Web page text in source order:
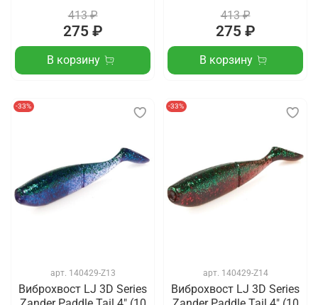
413 ₽
275 ₽
В корзину
413 ₽
275 ₽
В корзину
-33%
арт. 140429-Z13
Виброхвост LJ 3D Series
-33%
арт. 140429-Z14
Виброхвост LJ 3D Series